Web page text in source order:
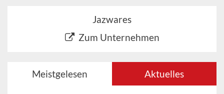
Jazwares
Zum Unternehmen
Meistgelesen Aktuelles